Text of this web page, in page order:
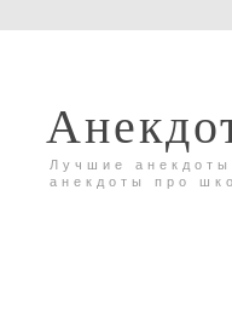
Лучшие
анекдоты про